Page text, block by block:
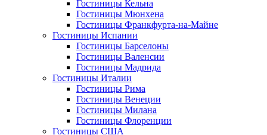
Гостиницы Кельна
Гостиницы Мюнхена
Гостиницы Франкфурта-на-Майне
Гостиницы Испании
Гостиницы Барселоны
Гостиницы Валенсии
Гостиницы Мадрида
Гостиницы Италии
Гостиницы Рима
Гостиницы Венеции
Гостиницы Милана
Гостиницы Флоренции
Гостиницы США